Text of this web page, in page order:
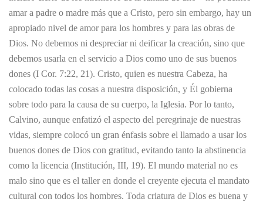
amar a padre o madre más que a Cristo, pero sin embargo, hay un
apropiado nivel de amor para los hombres y para las obras de
Dios. No debemos ni despreciar ni deificar la creación, sino que
debemos usarla en el servicio a Dios como uno de sus buenos
dones (I Cor. 7:22, 21). Cristo, quien es nuestra Cabeza, ha
colocado todas las cosas a nuestra disposición, y Él gobierna
sobre todo para la causa de su cuerpo, la Iglesia. Por lo tanto,
Calvino, aunque enfatizó el aspecto del peregrinaje de nuestras
vidas, siempre colocó un gran énfasis sobre el llamado a usar los
buenos dones de Dios con gratitud, evitando tanto la abstinencia
como la licencia (Institución, III, 19). El mundo material no es
malo sino que es el taller en donde el creyente ejecuta el mandato
cultural con todos los hombres. Toda criatura de Dios es buena y